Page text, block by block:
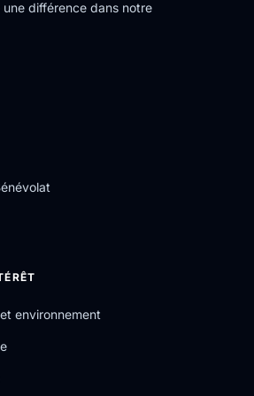
différence dans notre
environnement